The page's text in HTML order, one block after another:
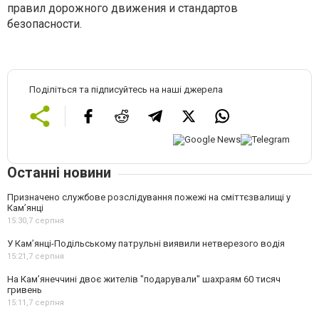
правил дорожного движения и стандартов
безопасности.
Поділіться та підписуйтесь на наші джерела
Останні новини
Призначено службове розслідування пожежі на сміттєзвалищі у
Кам’янці
15:30,7 серпня
У Кам’янці-Подільському патрульні виявили нетверезого водія
15:21,7 серпня
На Камʼянеччині двоє жителів "подарували" шахраям 60 тисяч
гривень
15:11,7 серпня